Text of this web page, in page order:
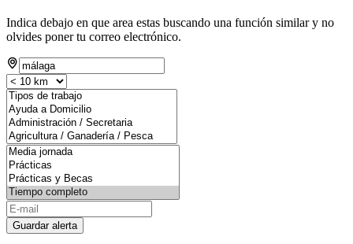
Indica debajo en que area estas buscando una función similar y no
olvides poner tu correo electrónico.
Guardar alerta